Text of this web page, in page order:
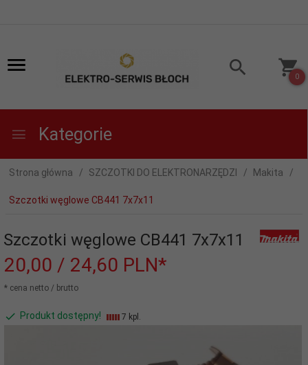
0
Kategorie
Strona główna SZCZOTKI DO ELEKTRONARZĘDZI Makita
Szczotki węglowe CB441 7x7x11
Szczotki węglowe CB441 7x7x11
20,00 / 24,60 PLN*
* cena netto / brutto
Produkt dostępny! 7 kpl.